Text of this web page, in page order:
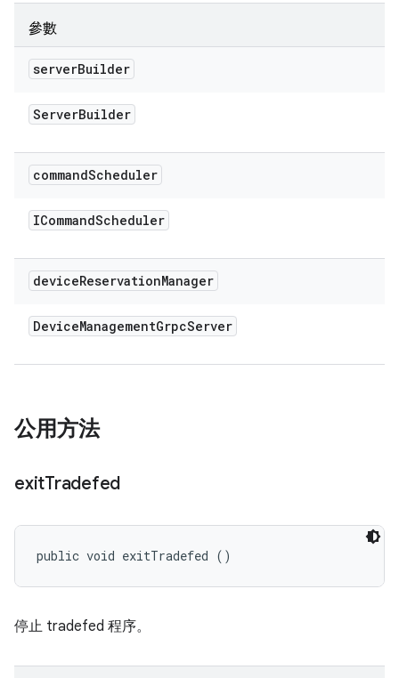
參數
serverBuilder
ServerBuilder
commandScheduler
ICommandScheduler
deviceReservationManager
DeviceManagementGrpcServer
公用方法
exitTradefed
public void exitTradefed ()
停止 tradefed 程序。